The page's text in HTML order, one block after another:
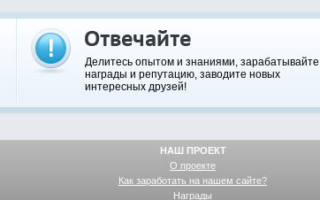
Делитесь опытом и знаниями, зарабатывайте
награды и репутацию, заводите новых
интересных друзей!
НАШ ПРОЕКТ
О проекте
Как заработать на нашем сайте?
Награды